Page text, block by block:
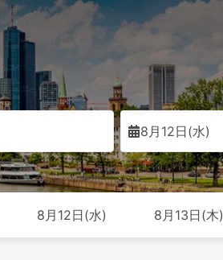
8月12日(水)
8月12日(水) 8月13日(木)